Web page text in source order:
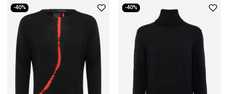
-40% -40%